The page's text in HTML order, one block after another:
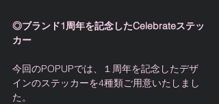
◎ブランド1周年を記念したCelebrateステッ
カー
今回のPOPUPでは、１周年を記念したデザ
インのステッカーを4種類ご用意いたしまし
た。